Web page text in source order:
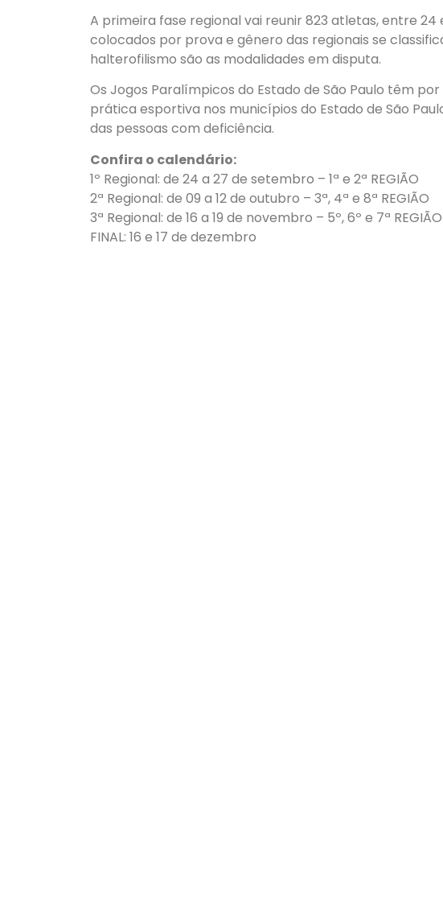
A primeira fase regional vai reunir 823 atletas, entre
colocados por prova e gênero das regionais se
halterofilismo são as modalidades em disputa.
Os Jogos Paralímpicos do Estado de São Paulo têm
prática esportiva nos municípios do Estado de São
das pessoas com deficiência.
Confira o calendário:
1º Regional: de 24 a 27 de setembro – 1ª e 2ª REGIÃO
2ª Regional: de 09 a 12 de outubro – 3ª, 4ª e 8ª REGIÃO
3ª Regional: de 16 a 19 de novembro – 5º, 6º e 7ª REGIÃO
FINAL: 16 e 17 de dezembro